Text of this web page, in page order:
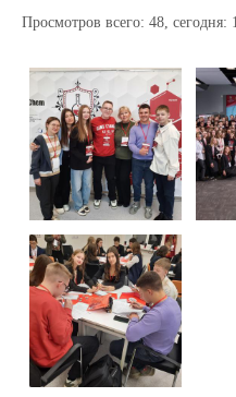
Просмотров всего: 48, сегодня: